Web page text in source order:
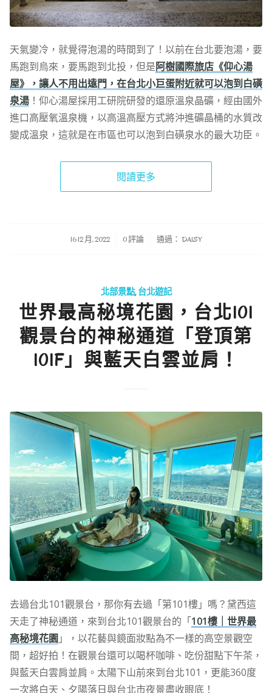
天氣變冷，就覺得泡湯的時間到了！以前在台北要泡湯，要
馬跑到烏來，要馬跑到北投，但是阿樹國際旅店《仰心湯
屋》，讓人不用出遠門，在台北小巨蛋附近就可以泡到白磺
泉湯！仰心湯屋採用工研院研發的還原溫泉晶礦，經由國外
進口高壓氧溫泉機，以高溫高壓方式將沖進礦晶桶的水質改
變成溫泉，這就是在市區也可以泡到白磺泉水的最大功臣。
閱讀更多
16 12 月, 2022
/ 0 評論 通過： DAISY
北部景點,台北遊記
世界最高秘境花園，台北101
觀景台的神秘通道「登頂第
101F」與藍天白雲並肩！
去過台北101觀景台，那你有去過「第101樓」嗎？黛西這
天走了神秘通道，來到台北101觀景台的「101樓｜世界最
高秘境花園 」，以花藝與鏡面妝點為不一樣的高空景觀空
間，超好拍！在觀景台還可以喝杯咖啡、吃份甜點下午茶，
與藍天白雲肩並肩。太陽下山前來到台北101，更能360度
一次將白天、夕陽落日與台北市夜景盡收眼底！